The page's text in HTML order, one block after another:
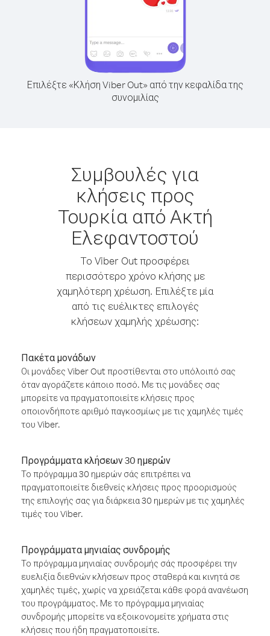
Επιλέξτε «Κλήση Viber Out» από την κεφαλίδα της
συνομιλίας
Συμβουλές για
κλήσεις προς
Τουρκία από Ακτή
Ελεφαντοστού
Το Viber Out προσφέρει
περισσότερο χρόνο κλήσης με
χαμηλότερη χρέωση. Επιλέξτε μία
από τις ευέλικτες επιλογές
κλήσεων χαμηλής χρέωσης:
Πακέτα μονάδων
Οι μονάδες Viber Out προστίθενται στο υπόλοιπό σας
όταν αγοράζετε κάποιο ποσό. Με τις μονάδες σας
μπορείτε να πραγματοποιείτε κλήσεις προς
οποιονδήποτε αριθμό παγκοσμίως με τις χαμηλές τιμές
του Viber.
Προγράμματα κλήσεων 30 ημερών
Το πρόγραμμα 30 ημερών σάς επιτρέπει να
πραγματοποιείτε διεθνείς κλήσεις προς προορισμούς
της επιλογής σας για διάρκεια 30 ημερών με τις χαμηλές
τιμές του Viber.
Προγράμματα μηνιαίας συνδρομής
Το πρόγραμμα μηνιαίας συνδρομής σάς προσφέρει την
ευελιξία διεθνών κλήσεων προς σταθερά και κινητά σε
χαμηλές τιμές, χωρίς να χρειάζεται κάθε φορά ανανέωση
του προγράμματος. Με το πρόγραμμα μηνιαίας
συνδρομής μπορείτε να εξοικονομείτε χρήματα στις
κλήσεις που ήδη πραγματοποιείτε.